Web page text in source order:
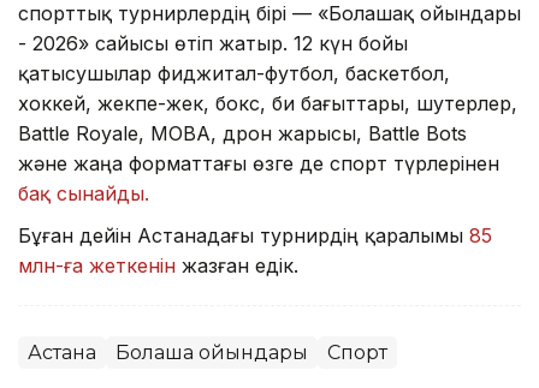
спорттық турнирлердің бірі — «Болашақ ойындары
- 2026» сайысы өтіп жатыр. 12 күн бойы
қатысушылар фиджитал-футбол, баскетбол,
хоккей, жекпе-жек, бокс, би бағыттары, шутерлер,
Battle Royale, MOBA, дрон жарысы, Battle Bots
және жаңа форматтағы өзге де спорт түрлерінен
бақ сынайды.
Бұған дейін Астанадағы турнирдің қаралымы 85
млн-ға жеткенін жазған едік.
Астана Болашақ ойындары Спорт